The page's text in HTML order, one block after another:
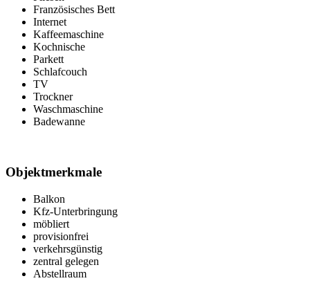
Französisches Bett
Internet
Kaffeemaschine
Kochnische
Parkett
Schlafcouch
TV
Trockner
Waschmaschine
Badewanne
Objektmerkmale
Balkon
Kfz-Unterbringung
möbliert
provisionfrei
verkehrsgünstig
zentral gelegen
Abstellraum